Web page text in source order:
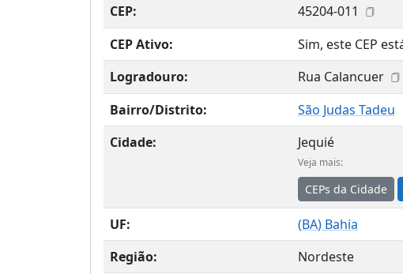
CEP:
45204-011
CEP Ativo:
Sim, este CEP
Logradouro:
Rua Calancuer
Bairro/Distrito:
São Judas Tadeu
Cidade:
Jequié
Veja mais:
CEPs da Cidade
UF: (BA) Bahia
Região:
Nordeste